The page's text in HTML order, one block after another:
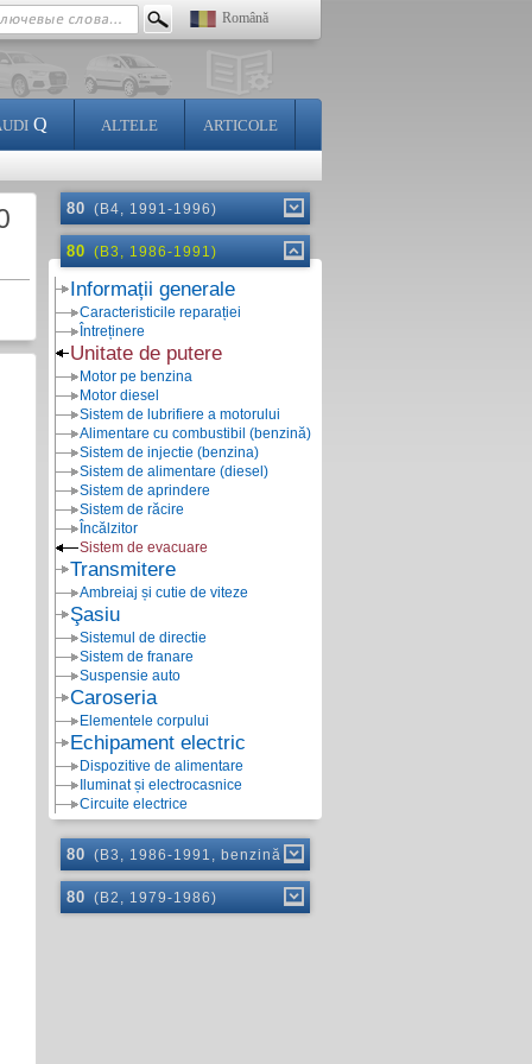
Română
Q ALTELE ARTICOLE
80 (B4, 1991-1996)
80 (B3, 1986-1991)
Informații generale
Caracteristicile reparației
Întreținere
Unitate de putere
Motor pe benzina
Motor diesel
Sistem de lubrifiere a motorului
Alimentare cu combustibil (benzină)
Sistem de injectie (benzina)
Sistem de alimentare (diesel)
Sistem de aprindere
Sistem de răcire
Încălzitor
Sistem de evacuare
Transmitere
Ambreiaj și cutie de viteze
Şasiu
Sistemul de directie
Sistem de franare
Suspensie auto
Caroseria
Elementele corpului
Echipament electric
Dispozitive de alimentare
Iluminat și electrocasnice
Circuite electrice
80 (B3, 1986-1991, benzină)
80 (B2, 1979-1986)